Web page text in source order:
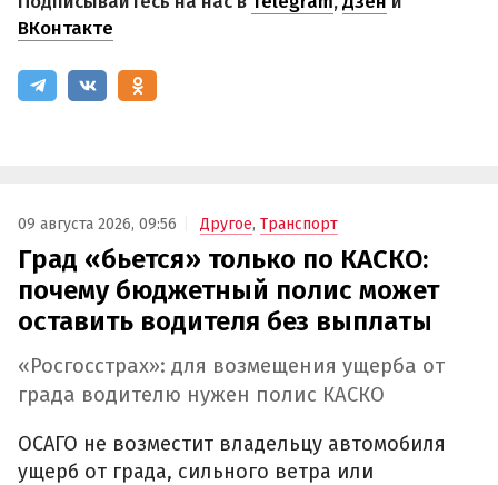
ВКонтакте
09 августа 2026, 09:56 Другое, Транспорт
Град «бьется» только по КАСКО:
почему бюджетный полис может
оставить водителя без выплаты
«Росгосстрах»: для возмещения ущерба от
града водителю нужен полис КАСКО
ОСАГО не возместит владельцу автомобиля
ущерб от града, сильного ветра или